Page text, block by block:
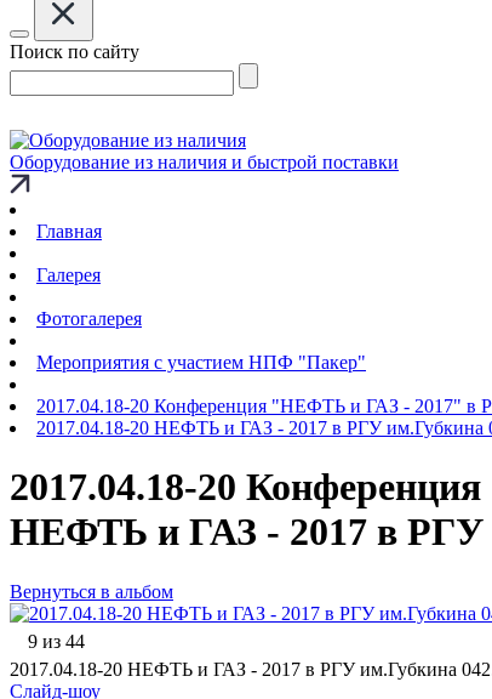
Поиск по сайту
Оборудование из наличия и быстрой поставки
Главная
Галерея
Фотогалерея
Мероприятия с участием НПФ "Пакер"
2017.04.18-20 Конференция "НЕФТЬ и ГАЗ - 2017" в
2017.04.18-20 НЕФТЬ и ГАЗ - 2017 в РГУ им.Губкина
2017.04.18-20
НЕФТЬ и ГАЗ - 2017 в РГУ
Вернуться в альбом
9 из 44
2017.04.18-20 НЕФТЬ и ГАЗ - 2017 в РГУ им.Губкина
Слайд-шоу